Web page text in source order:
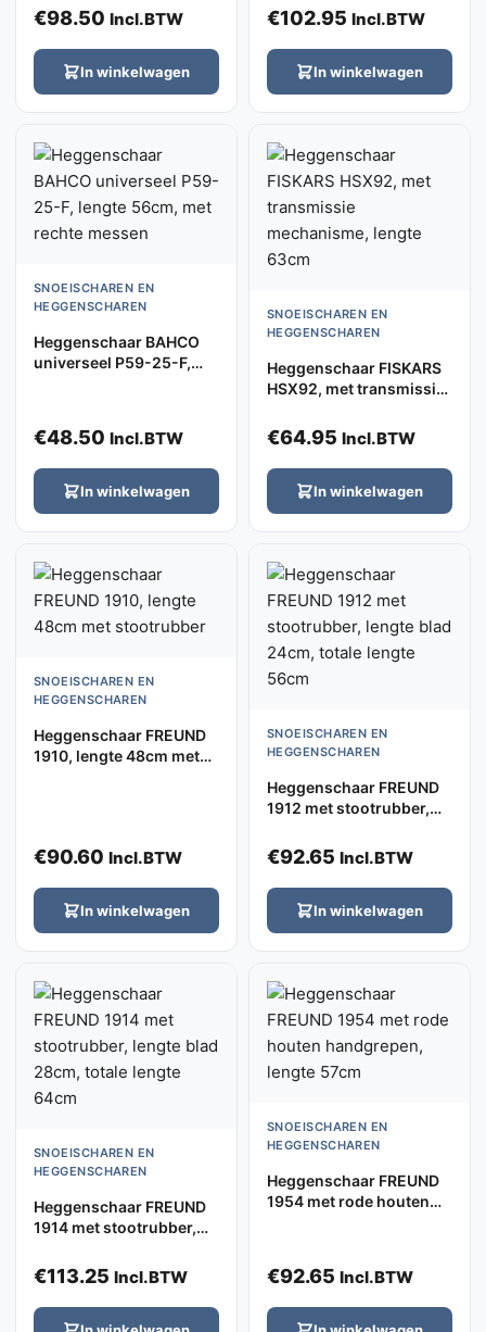
messen
€98.50 Incl.BTW
In winkelwagen
€102.95 Incl.BTW
In winkelwagen
SNOEISCHAREN EN
HEGGENSCHAREN
Heggenschaar BAHCO
universeel P59-25-F,
€48.50 Incl.BTW
In winkelwagen
SNOEISCHAREN EN
HEGGENSCHAREN
Heggenschaar FISKARS
HSX92, met transmissie
63cm
€64.95 Incl.BTW
In winkelwagen
SNOEISCHAREN EN
HEGGENSCHAREN
Heggenschaar FREUND
1910, lengte 48cm met
€90.60 Incl.BTW
In winkelwagen
SNOEISCHAREN EN
HEGGENSCHAREN
Heggenschaar FREUND
1912 met stootrubber,
lengte 56cm
€92.65 Incl.BTW
In winkelwagen
SNOEISCHAREN EN
HEGGENSCHAREN
Heggenschaar FREUND
1914 met stootrubber,
lengte 64cm
€113.25 Incl.BTW
SNOEISCHAREN EN
HEGGENSCHAREN
Heggenschaar FREUND
1954 met rode houten
€92.65 Incl.BTW